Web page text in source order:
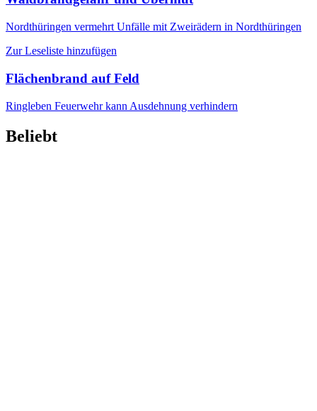
Nordthüringen vermehrt Unfälle mit Zweirädern in Nordthüringen
Zur Leseliste hinzufügen
Flächenbrand auf Feld
Ringleben Feuerwehr kann Ausdehnung verhindern
Beliebt